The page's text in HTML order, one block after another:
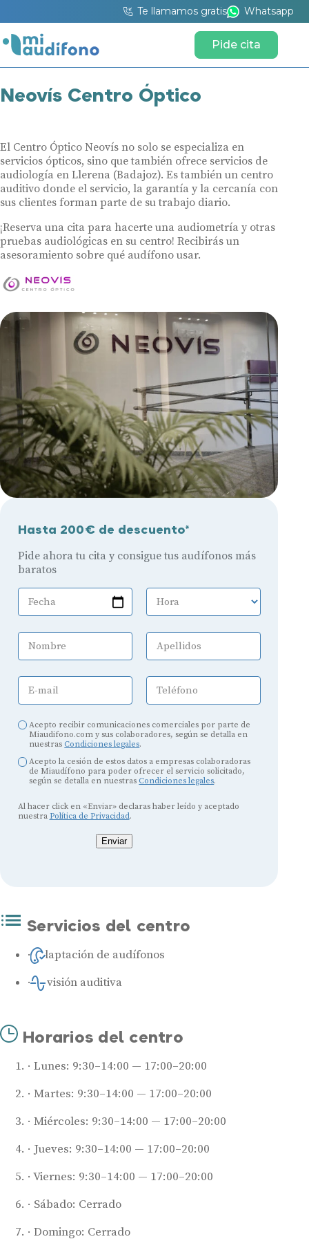
Te llamamos gratis Whatsapp
Pide cita
Neovís Centro Óptico
El Centro Óptico Neovís no solo se especializa en
servicios ópticos, sino que también ofrece servicios de
audiología en Llerena (Badajoz). Es también un centro
auditivo donde el servicio, la garantía y la cercanía con
sus clientes forman parte de su trabajo diario.
¡Reserva una cita para hacerte una audiometría y otras
pruebas audiológicas en su centro! Recibirás un
asesoramiento sobre qué audífono usar.
Hasta 200€ de descuento*
Pide ahora tu cita y consigue tus audífonos más
baratos
Fecha Hora
Nombre Apellidos
E-mail Teléfono
Acepto recibir comunicaciones comerciales por parte de
Miaudifono.com y sus colaboradores, según se detalla en
nuestras Condiciones legales.
Acepto la cesión de estos datos a empresas colaboradoras
de Miaudífono para poder ofrecer el servicio solicitado,
según se detalla en nuestras Condiciones legales.
Al hacer click en «Enviar» declaras haber leído y aceptado
nuestra Política de Privacidad.
Enviar
Servicios del centro
Adaptación de audífonos
Revisión auditiva
Horarios del centro
Lunes: 9:30–14:00 — 17:00–20:00
Martes: 9:30–14:00 — 17:00–20:00
Miércoles: 9:30–14:00 — 17:00–20:00
Jueves: 9:30–14:00 — 17:00–20:00
Viernes: 9:30–14:00 — 17:00–20:00
Sábado: Cerrado
Domingo: CerradoAudífonos